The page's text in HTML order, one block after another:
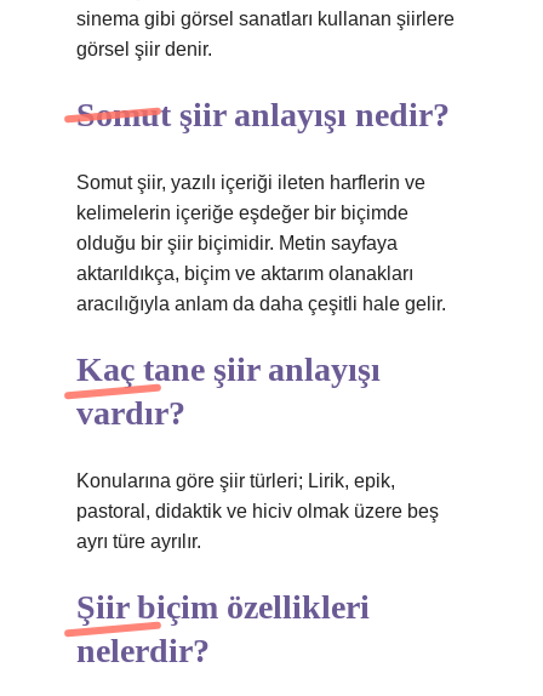
sinema gibi görsel sanatları kullanan şiirlere
görsel şiir denir.
Somut şiir anlayışı nedir?
Somut şiir, yazılı içeriği ileten harflerin ve
kelimelerin içeriğe eşdeğer bir biçimde
olduğu bir şiir biçimidir. Metin sayfaya
aktarıldıkça, biçim ve aktarım olanakları
aracılığıyla anlam da daha çeşitli hale gelir.
Kaç tane şiir anlayışı
vardır?
Konularına göre şiir türleri; Lirik, epik,
pastoral, didaktik ve hiciv olmak üzere beş
ayrı türe ayrılır.
Şiir biçim özellikleri
nelerdir?